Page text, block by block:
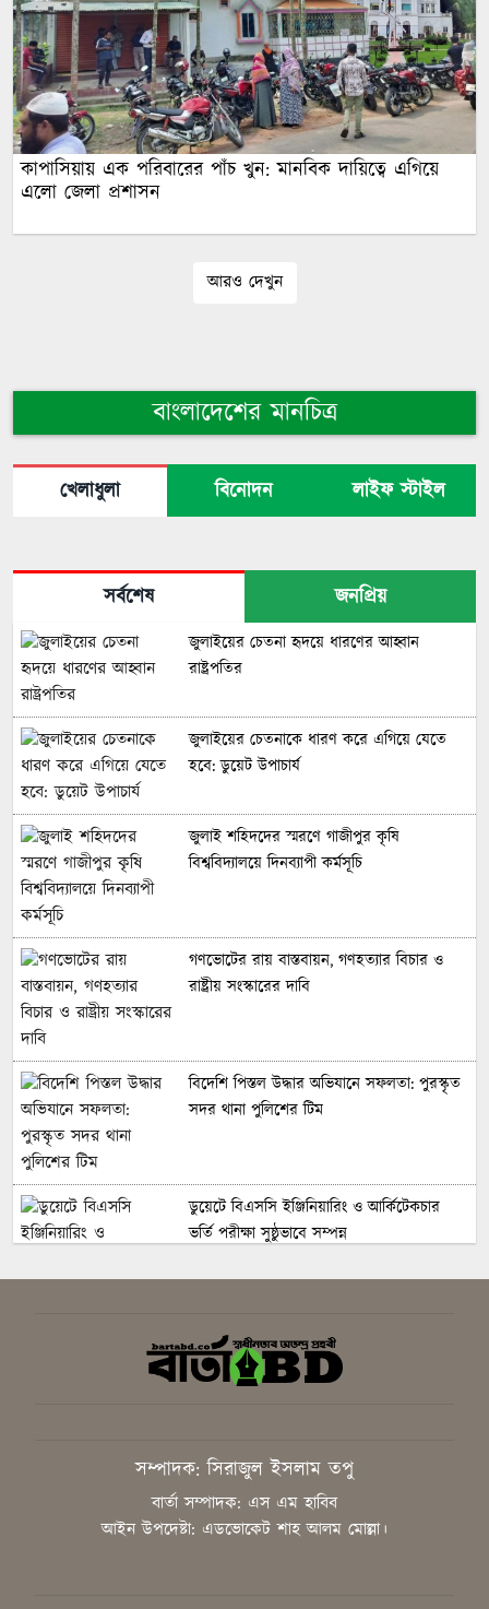
কাপাসিয়ায় এক পরিবারের পাঁচ খুন: মানবিক দায়িত্বে এগিয়ে
এলো জেলা প্রশাসন
আরও দেখুন
বাংলাদেশের মানচিত্র
খেলাধুলা বিনোদন লাইফ স্টাইল
সর্বশেষ জনপ্রিয়
জুলাইয়ের চেতনা হৃদয়ে ধারণের আহ্বান
রাষ্ট্রপতির
জুলাইয়ের চেতনাকে ধারণ করে এগিয়ে যেতে
হবে: ডুয়েট উপাচার্য
জুলাই শহিদদের স্মরণে গাজীপুর কৃষি
বিশ্ববিদ্যালয়ে দিনব্যাপী কর্মসূচি
গণভোটের রায় বাস্তবায়ন, গণহত্যার বিচার ও
রাষ্ট্রীয় সংস্কারের দাবি
বিদেশি পিস্তল উদ্ধার অভিযানে সফলতা: পুরস্কৃত
সদর থানা পুলিশের টিম
ডুয়েটে বিএসসি ইঞ্জিনিয়ারিং ও আর্কিটেকচার
ভর্তি পরীক্ষা সুষ্ঠুভাবে সম্পন্ন
সবুজ ও শান্ত ক্যাম্পাস গড়তে গাকৃবিতে ইয়াস
বাংলাদেশের সচেতনতামূলক কর্মসূচি
গাজীপুরে সাংবাদিকদের দক্ষতা উন্নয়নে কর্মশালা
অনুষ্ঠিত
সম্পাদক: সিরাজুল ইসলাম তপু
বার্তা সম্পাদক: এস এম হাবিব
আইন উপদেষ্টা: এডভোকেট শাহ আলম মোল্লা।